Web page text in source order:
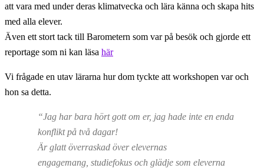
att vara med under deras klimatvecka och lära känna och skapa hits
med alla elever.
Även ett stort tack till Barometern som var på besök och gjorde ett
reportage som ni kan läsa här
Vi frågade en utav lärarna hur dom tyckte att workshopen var och
hon sa detta.
“Jag har bara hört gott om er, jag hade inte en enda
konflikt på två dagar!
Är glatt överraskad över elevernas
engagemang, studiefokus och glädje som eleverna